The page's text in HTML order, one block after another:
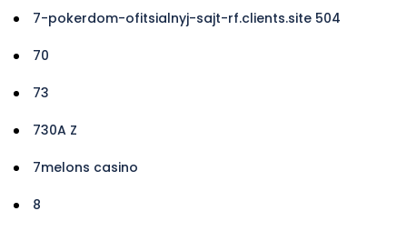
7-pokerdom-ofitsialnyj-sajt-rf.clients.site 504
70
73
730A Z
7melons casino
8